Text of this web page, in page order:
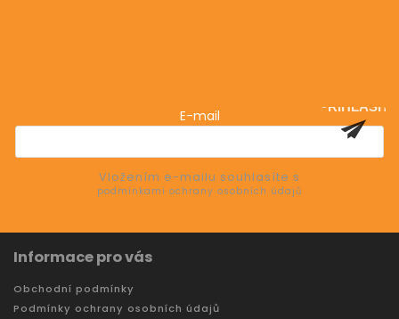
E-mail
Vložením e-mailu souhlasíte s
podmínkami ochrany osobních údajů
PŘIHLÁSIT
Informace pro vás
Obchodní podmínky
Podmínky ochrany osobních údajů